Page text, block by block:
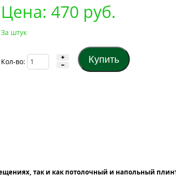
Цена: 470 руб.
За штук
Кол-во:
так и как потолочный и напольный